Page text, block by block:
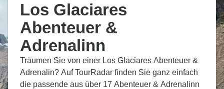
Los Glaciares
Abenteuer &
Adrenalinn
Träumen Sie von einer Los Glaciares Abenteuer &
Adrenalin? Auf TourRadar finden Sie ganz einfach
die passende aus über 17 Abenteuer & Adrenalinn